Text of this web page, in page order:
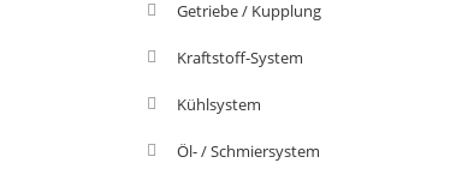
Getriebe / Kupplung
Kraftstoff-System
Kühlsystem
Öl- / Schmiersystem